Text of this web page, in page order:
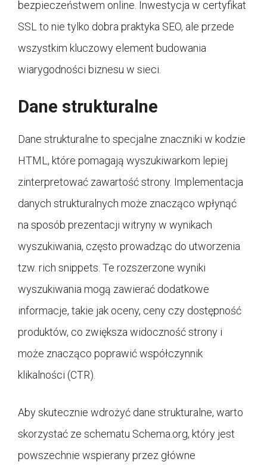
bezpieczeństwem online. Inwestycja w certyfikat
SSL to nie tylko dobra praktyka SEO, ale przede
wszystkim kluczowy element budowania
wiarygodności biznesu w sieci.
Dane strukturalne
Dane strukturalne to specjalne znaczniki w kodzie
HTML, które pomagają wyszukiwarkom lepiej
zinterpretować zawartość strony. Implementacja
danych strukturalnych może znacząco wpłynąć
na sposób prezentacji witryny w wynikach
wyszukiwania, często prowadząc do utworzenia
tzw. rich snippets. Te rozszerzone wyniki
wyszukiwania mogą zawierać dodatkowe
informacje, takie jak oceny, ceny czy dostępność
produktów, co zwiększa widoczność strony i
może znacząco poprawić współczynnik
klikalności (CTR).
Aby skutecznie wdrożyć dane strukturalne, warto
skorzystać ze schematu Schema.org, który jest
powszechnie wspierany przez główne